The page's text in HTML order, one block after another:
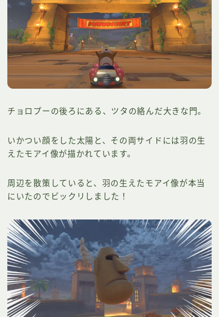
チョロプーの後ろにある、ツタの絡んだ大きな門。
いかつい顔をした太陽と、その両サイドには羽の生
えたモアイ像が描かれています。
周辺を散策していると、羽の生えたモアイ像が本当
にいたのでビックリしました！